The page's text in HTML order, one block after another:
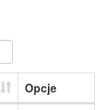
Opcje